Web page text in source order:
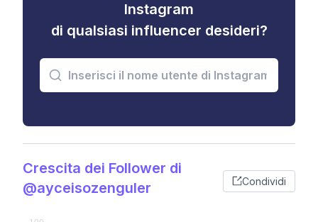
Instagram
di qualsiasi influencer desideri?
Crescita dei Follower di
@ayceisozenguler
Condividi